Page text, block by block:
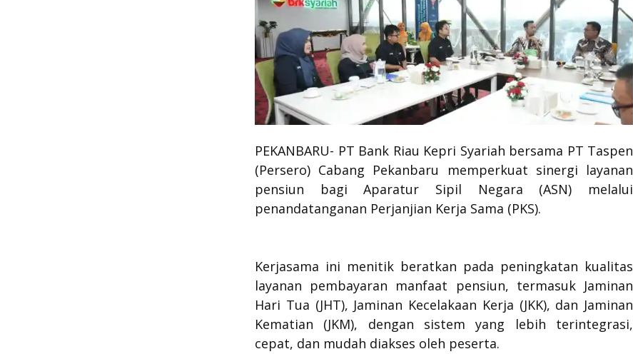
PEKANBARU- PT Bank Riau Kepri Syariah bersama PT Taspen
(Persero) Cabang Pekanbaru memperkuat sinergi layanan
pensiun bagi Aparatur Sipil Negara (ASN) melalui
penandatanganan Perjanjian Kerja Sama (PKS).
Kerjasama ini menitik beratkan pada peningkatan kualitas
layanan pembayaran manfaat pensiun, termasuk Jaminan
Hari Tua (JHT), Jaminan Kecelakaan Kerja (JKK), dan Jaminan
Kematian (JKM), dengan sistem yang lebih terintegrasi,
cepat, dan mudah diakses oleh peserta.